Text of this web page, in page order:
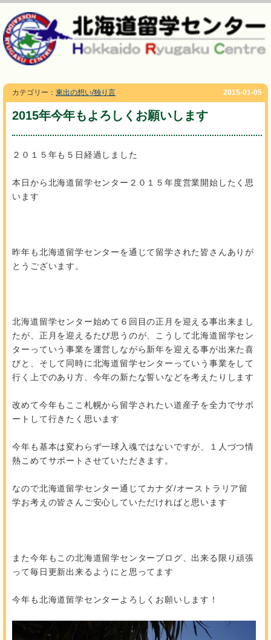
カテゴリー：東出の想い/独り言 2015-01-05
2015年今年もよろしくお願いします
２０１５年も５日経過しました
本日から北海道留学センター２０１５年度営業開始したく思
います
昨年も北海道留学センターを通じて留学された皆さんありが
とうございます。
北海道留学センター始めて６回目の正月を迎える事出来まし
たが、正月を迎えるたび思うのが、こうして北海道留学セン
ターっていう事業を運営しながら新年を迎える事が出来た喜
びと、そして同時に北海道留学センターっていう事業をして
行く上でのあり方、今年の新たな誓いなどを考えたりします
改めて今年もここ札幌から留学されたい道産子を全力でサポ
ートして行きたく思います
今年も基本は変わらず一球入魂ではないですが、１人づつ情
熱こめてサポートさせていただきます。
なので北海道留学センター通じてカナダ/オーストラリア留
学お考えの皆さんご安心していただければと思います
また今年もこの北海道留学センターブログ、出来る限り頑張
って毎日更新出来るようにと思ってます
今年も北海道留学センターよろしくお願いします！